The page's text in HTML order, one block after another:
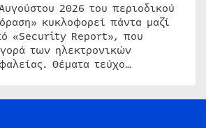
2026 του περιοδικού
κυκλοφορεί πάντα μαζί
«Security Report», που
των ηλεκτρονικών
Θέματα τεύχο…